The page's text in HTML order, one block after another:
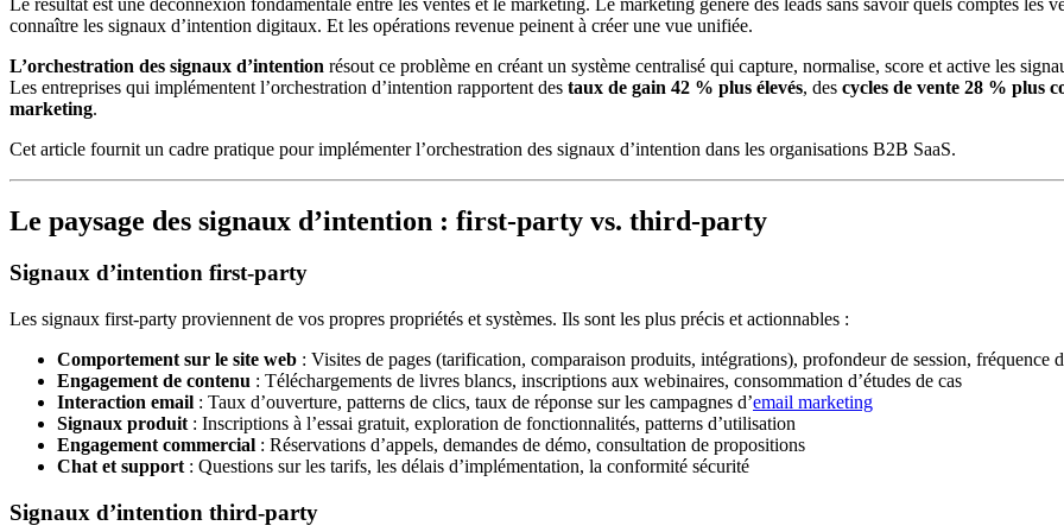
connaître les signaux d’intention digitaux. Et les opérations revenue peinent à créer une vue unifiée.
L’orchestration des signaux d’intention résout ce problème en créant un système centralisé qui capture, normalise, score et active les
Les entreprises qui implémentent l’orchestration d’intention rapportent des taux de gain 42 % plus élevés, des cycles de vente 28 % plus
marketing.
Cet article fournit un cadre pratique pour implémenter l’orchestration des signaux d’intention dans les organisations B2B SaaS.
Le paysage des signaux d’intention : first-party vs. third-party
Signaux d’intention first-party
Les signaux first-party proviennent de vos propres propriétés et systèmes. Ils sont les plus précis et actionnables :
Comportement sur le site web : Visites de pages (tarification, comparaison produits, intégrations), profondeur de session, fréquence
Engagement de contenu : Téléchargements de livres blancs, inscriptions aux webinaires, consommation d’études de cas
Interaction email : Taux d’ouverture, patterns de clics, taux de réponse sur les campagnes d’email marketing
Signaux produit : Inscriptions à l’essai gratuit, exploration de fonctionnalités, patterns d’utilisation
Engagement commercial : Réservations d’appels, demandes de démo, consultation de propositions
Chat et support : Questions sur les tarifs, les délais d’implémentation, la conformité sécurité
Signaux d’intention third-party